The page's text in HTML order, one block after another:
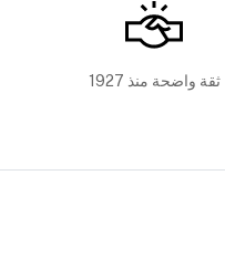
ثقة واضحة منذ 1927